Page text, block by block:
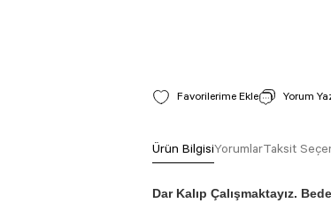
Stok Kodu :
Yorum
Ürün BilgisiYorumlarTaksit
Dar Kalıp Çalışmaktayız.